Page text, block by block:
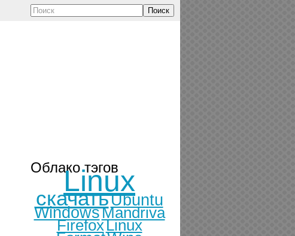
Поиск
Облако тэгов
Linux
скачатьUbuntu
WindowsMandriva
FirefoxLinux